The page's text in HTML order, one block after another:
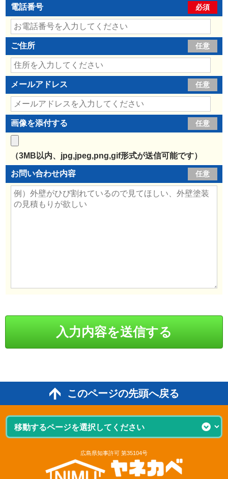
電話番号 必須
ご住所 任意
メールアドレス 任意
画像を添付する 任意
（3MB以内、jpg,jpeg,png,gif形式が送信可能です）
お問い合わせ内容 任意
このページの先頭へ戻る
広島県知事許可 第35104号